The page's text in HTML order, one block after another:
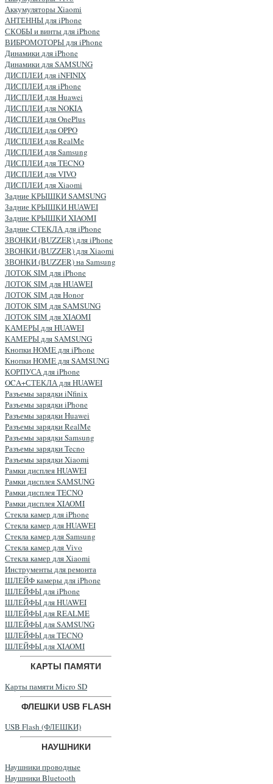
Аккумуляторы Xiaomi
АНТЕННЫ для iPhone
СКОБЫ и винты для iPhone
ВИБРОМОТОРЫ для iPhone
Динамики для iPhone
Динамики для SAMSUNG
ДИСПЛЕИ для iNFINIX
ДИСПЛЕИ для iPhone
ДИСПЛЕИ для Huawei
ДИСПЛЕИ для NOKIA
ДИСПЛЕИ для OnePlus
ДИСПЛЕИ для OPPO
ДИСПЛЕИ для RealMe
ДИСПЛЕИ для Samsung
ДИСПЛЕИ для TECNO
ДИСПЛЕИ для VIVO
ДИСПЛЕИ для Xiaomi
Задние КРЫШКИ SAMSUNG
Задние КРЫШКИ HUAWEI
Задние КРЫШКИ XIAOMI
Задние СТЕКЛА для iPhone
ЗВОНКИ (BUZZER) для iPhone
ЗВОНКИ (BUZZER) для Xiaomi
ЗВОНКИ (BUZZER) на Samsung
ЛОТОК SIM для iPhone
ЛОТОК SIM для HUAWEI
ЛОТОК SIM для Honor
ЛОТОК SIM для SAMSUNG
ЛОТОК SIM для XIAOMI
КАМЕРЫ для HUAWEI
КАМЕРЫ для SAMSUNG
Кнопки HOME для iPhone
Кнопки HOME для SAMSUNG
КОРПУСА для iPhone
OCA+СТЕКЛА для HUAWEI
Разъемы зарядки iNfinix
Разъемы зарядки iPhone
Разъемы зарядки Huawei
Разъемы зарядки RealMe
Разъемы зарядки Samsung
Разъемы зарядки Tecno
Разъемы зарядки Xiaomi
Рамки дисплея HUAWEI
Рамки дисплея SAMSUNG
Рамки дисплея TECNO
Рамки дисплея XIAOMI
Стекла камер для iPhone
Стекла камер для HUAWEI
Стекла камер для Samsung
Стекла камер для Vivo
Стекла камер для Xiaomi
Инструменты для ремонта
ШЛЕЙФ камеры для iPhone
ШЛЕЙФЫ для iPhone
ШЛЕЙФЫ для HUAWEI
ШЛЕЙФЫ для REALME
ШЛЕЙФЫ для SAMSUNG
ШЛЕЙФЫ для TECNO
ШЛЕЙФЫ для XIAOMI
КАРТЫ ПАМЯТИ
Карты памяти Micro SD
ФЛЕШКИ USB FLASH
USB Flash (ФЛЕШКИ)
НАУШНИКИ
Наушники проводные
Наушники Bluetooth